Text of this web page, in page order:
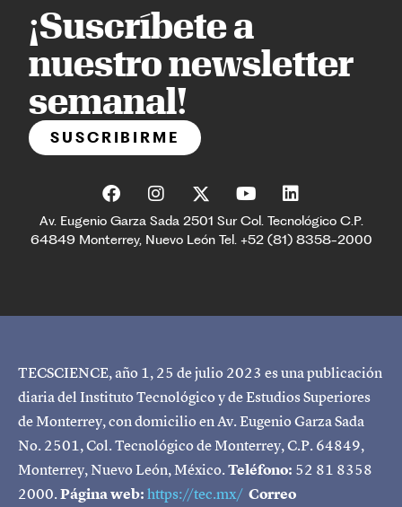
¡Suscríbete a
nuestro newsletter
semanal!
SUSCRIBIRME
Av. Eugenio Garza Sada 2501 Sur Col. Tecnológico C.P.
64849 Monterrey, Nuevo León Tel. +52 (81) 8358-2000
TECSCIENCE, año 1, 25 de julio 2023 es una publicación
diaria del Instituto Tecnológico y de Estudios Superiores
de Monterrey, con domicilio en Av. Eugenio Garza Sada
No. 2501, Col. Tecnológico de Monterrey, C.P. 64849,
Monterrey, Nuevo León, México.Teléfono: 52 81 8358
2000.Página web:https://tec.mx/ Correo